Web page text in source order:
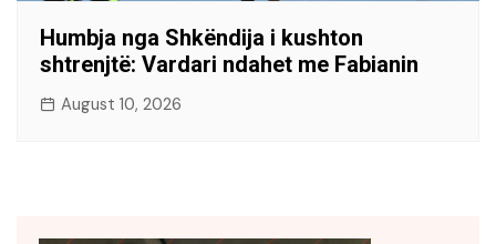
Humbja nga Shkëndija i kushton
shtrenjtë: Vardari ndahet me Fabianin
August 10, 2026